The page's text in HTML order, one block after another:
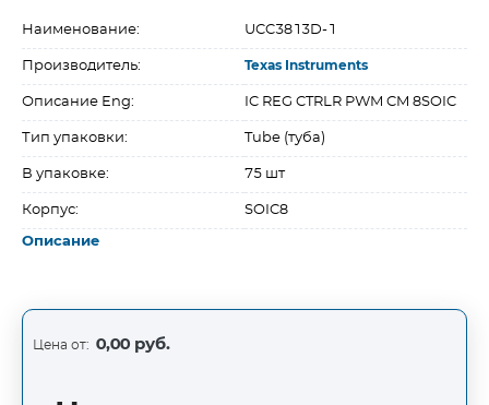
Наименование: UCC3813D-1
Производитель: Texas Instruments
Описание Eng: IC REG CTRLR PWM CM 8SOIC
Тип упаковки: Tube (туба)
В упаковке: 75 шт
Корпус: SOIC8
Описание
Цена от: 0,00 руб.